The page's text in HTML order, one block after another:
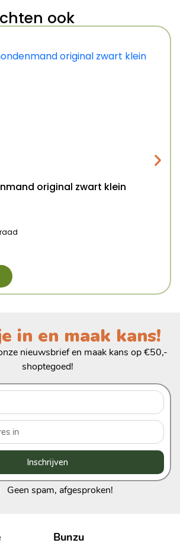
ook
original zwart klein
in en maak kans!
nieuwsbrief en maak kans op €50,-
shoptegoed!
Inschrijven
Geen spam, afgesproken!
Bunzu